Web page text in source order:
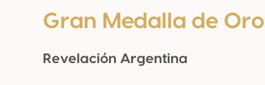
Gran Medalla de Oro
Revelación Argentina